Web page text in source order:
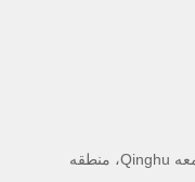
طبقه 17، بلوک 9A، پارک علمی Baoneng، جامعه Qinghu، منطقه